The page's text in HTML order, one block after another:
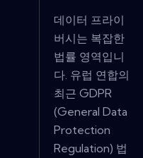
데이터 프라이
버시는 복잡한
법률 영역입니
다. 유럽 ​​연합의
최근 GDPR
(General Data
Protection
Regulation) 법